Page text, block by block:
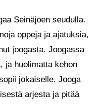
Seinäjoen seudulla.
oppeja ja ajatuksia,
joogasta. Joogassa
ja huolimatta kehon
jokaiselle. Jooga
arjesta ja pitää